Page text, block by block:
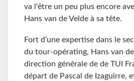
va l'être un peu plus encore
Hans van de Velde à sa tête.
Fort d’une expertise dans le
du tour-opérating, Hans van
direction générale de de TUI
départ de Pascal de Izaguirre,